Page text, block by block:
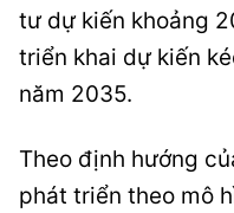
tư dự kiến khoảng
triển khai dự kiến
năm 2035.
Theo định hướng
phát triển theo mô